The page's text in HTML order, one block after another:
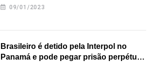
09/01/2023
Brasileiro é detido pela Interpol no
Panamá e pode pegar prisão perpétua